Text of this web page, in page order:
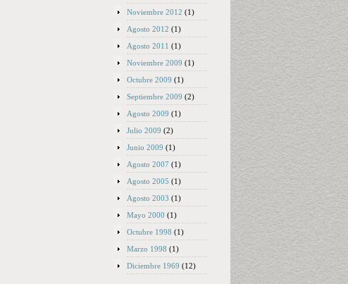
Noviembre 2012 (1)
Agosto 2012 (1)
Agosto 2011 (1)
Noviembre 2009 (1)
Octubre 2009 (1)
Septiembre 2009 (2)
Agosto 2009 (1)
Julio 2009 (2)
Junio 2009 (1)
Agosto 2007 (1)
Agosto 2005 (1)
Agosto 2003 (1)
Mayo 2000 (1)
Octubre 1998 (1)
Marzo 1998 (1)
Diciembre 1969 (12)